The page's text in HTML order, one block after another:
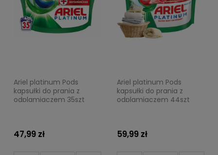
Ariel platinum Pods
kapsułki do prania z
odplamiaczem 35szt
47,99 zł
Ariel platinum Pods
kapsułki do prania z
odplamiaczem 44szt
59,99 zł